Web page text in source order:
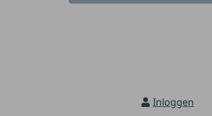
Inloggen